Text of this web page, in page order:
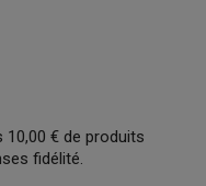
€ de produits
fidélité.